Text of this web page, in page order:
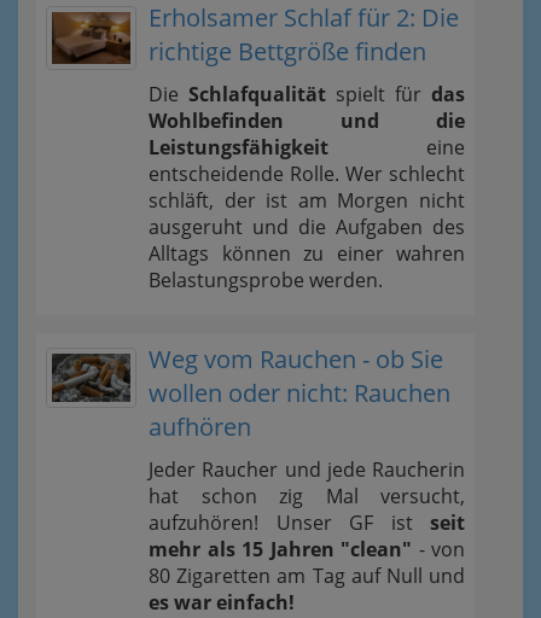
Erholsamer Schlaf für 2: Die
richtige Bettgröße finden
Die Schlafqualität spielt für das
Wohlbefinden und die
Leistungsfähigkeit eine
entscheidende Rolle. Wer schlecht
schläft, der ist am Morgen nicht
ausgeruht und die Aufgaben des
Alltags können zu einer wahren
Belastungsprobe werden.
Weg vom Rauchen - ob Sie
wollen oder nicht: Rauchen
aufhören
Jeder Raucher und jede Raucherin
hat schon zig Mal versucht,
aufzuhören! Unser GF ist seit
mehr als 15 Jahren "clean" - von
80 Zigaretten am Tag auf Null und
es war einfach!